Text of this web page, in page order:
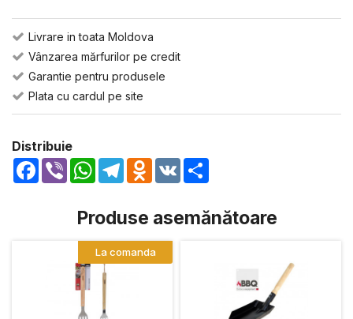
Livrare in toata Moldova
Vânzarea mărfurilor pe credit
Garantie pentru produsele
Plata cu cardul pe site
Distribuie
Facebook
Viber WhatsApp
TelegramOdnoklassniki
VK
Produse asemănătoare
La comanda